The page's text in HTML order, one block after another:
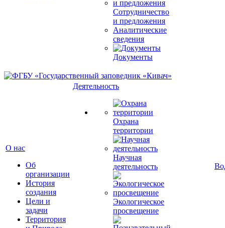
Сотрудничество
и предложения
Аналитические
сведения
Документы
О нас
Об
организации
История
создания
Цели и
задачи
Территория
Деятельность
Охрана
территории
Научная
деятельность
Экологическое
просвещение